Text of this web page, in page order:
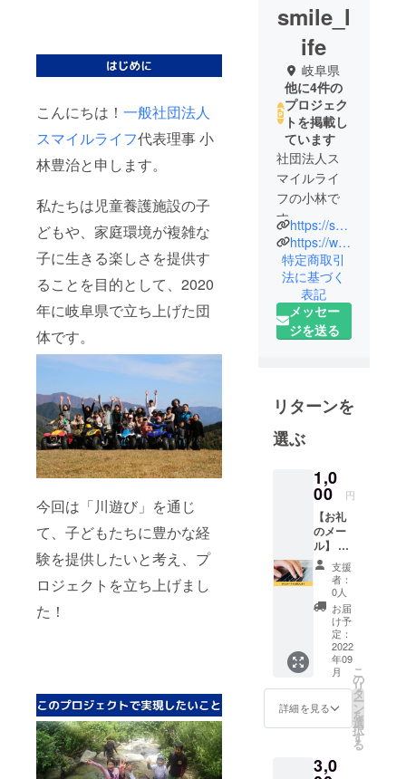
こんにちは！ 一般社団法人
スマイルライフ代表理事 小
林豊治と申します。
私たちは児童養護施設の子
どもや、家庭環境が複雑な
子に生きる楽しさを提供す
ることを目的として、2020
年に岐阜県で立ち上げた団
体です。
今回は「川遊び」を通じ
て、子どもたちに豊かな経
験を提供したいと考え、プ
ロジェクトを立ち上げまし
た！
smile_l
ife
岐阜県
他に4件の
プロジェク
トを掲載し
ています
社団法人ス
マイルライ
フの小林で
す。
アウトドア
レジャー施
設を運営し
て20年。
自身の不登
校の経験か
望を与えた
い。生きる
楽しさを体
い！という
思いからこ
の活動を昨
年から始め
ました。
現在は、岐
阜県の児童
養護施設の
子どもたち
を中心に野
外アクティ
家庭教師派
ティアとし
https://smile-l.org/
https://www.facebook.com/smeilfe
特定商取引
法に基づく
表記
メッセー
ジを送る
リターンを
選ぶ
1,0
00 円
【お礼
のメー
ル】 社
団法人
スマイ
ルライ
フをた
だただ
応援し
たい人
向けの
リター
ンで
す。 社
団法人
スマイ
フ代表
支援
者：
0人
お届
け予
定：
2022
年09
月
詳細を見る
こ
の
リ
タ
ー
ン
を
選
択
す
る
3,0